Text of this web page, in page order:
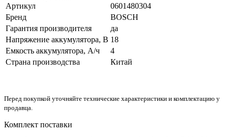
Артикул
0601480304
Бренд
BOSCH
Гарантия производителя
да
Напряжение аккумулятора, В 18
Емкость аккумулятора, А/ч
4
Страна производства
Китай
Перед покупкой уточняйте технические характеристики и комплектацию у
продавца.
Комплект поставки